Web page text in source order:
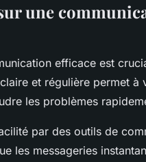
une
efficace est
et régulière permet
les problèmes
par des outils de
les messageries